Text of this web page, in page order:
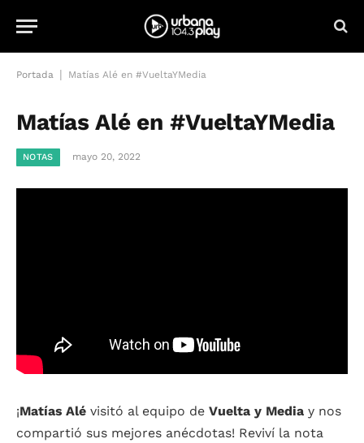
Portada Matías Alé en #VueltaYMedia
Matías Alé en #VueltaYMedia
NOTAS mayo 20, 2022
¡Matías Alé visitó al equipo de Vuelta y Media y nos
compartió sus mejores anécdotas! Reviví la nota